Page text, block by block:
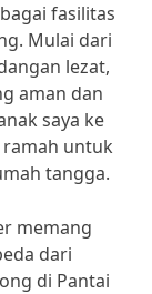
fasilitas
Mulai dari
lezat,
aman dan
saya ke
untuk
tangga.
memang
dari
di Pantai